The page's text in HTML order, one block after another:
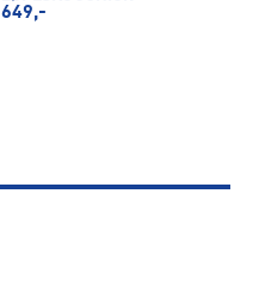
649,-